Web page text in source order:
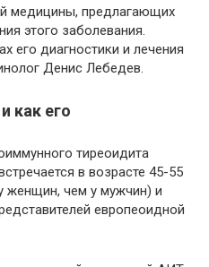
медицины, предлагающих
этого заболевания.
его диагностики и лечения
Денис Лебедев.
как его
тиреоидита
в возрасте 45-55
женщин, чем у мужчин) и
европеоидной